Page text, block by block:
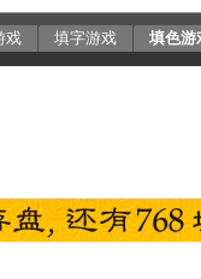
戏 填字游戏 填色游